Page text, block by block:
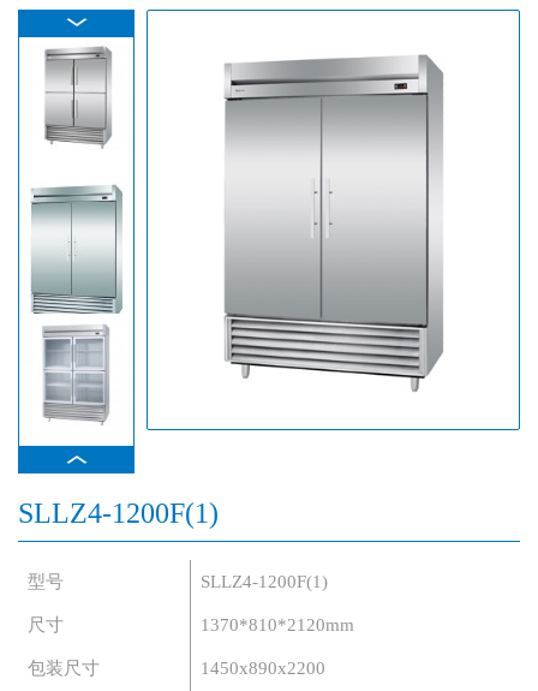
SLLZ4-1200F(1)
型号 SLLZ4-1200F(1)
尺寸 1370*810*2120mm
包装尺寸 1450x890x2200